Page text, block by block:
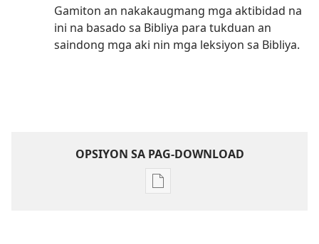
Gamiton an nakakaugmang mga aktibidad na
ini na basado sa Bibliya para tukduan an
saindong mga aki nin mga leksiyon sa Bibliya.
OPSIYON SA PAG-DOWNLOAD
Mga